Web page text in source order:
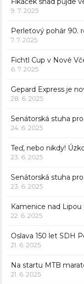
9. 7. 2025
Perleťový pohár 90.
7. 7. 2025
Fichtl Cup v Nové
6. 7. 2025
Gepard Express je
28. 6. 2025
Senátorská stuha
24. 6. 2025
Teď, nebo nikdy!
23. 6. 2025
Senátorská stuha
23. 6. 2025
Kamenice nad
22. 6. 2025
Oslava 150 let SDH
21. 6. 2025
Na startu MTB
21. 6. 2025